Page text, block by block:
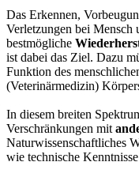
Das Erkennen,
Verletzungen bei
bestmögliche
ist dabei das Ziel. Dazu
Funktion des
(Veterinärmedizin)
In diesem breiten
Verschränkungen mit
Naturwissenschaftliches
wie technische